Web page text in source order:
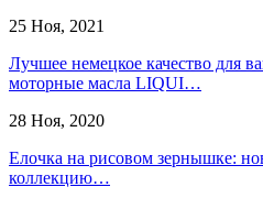
25 Ноя, 2021
Лучшее немецкое качество для
моторные масла LIQUI…
28 Ноя, 2020
Елочка на рисовом зернышке:
коллекцию…